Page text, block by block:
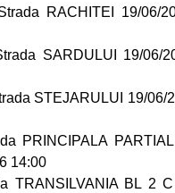
RACHITEI 19/06/
SARDULUI 19/06/
STEJARULUI 19/06/
PRINCIPALA
14:00
TRANSILVANIA BL 2